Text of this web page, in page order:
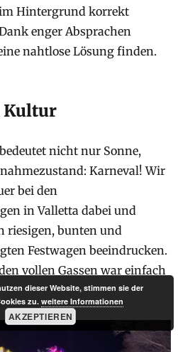
im Hintergrund korrekt
enger Absprachen
nahtlose Lösung finden.
Kultur
nicht nur Sonne,
Karneval! Wir
bei den
in Valletta dabei und
riesigen, bunten und
Festwagen beeindrucken.
vollen Gassen war einfach
dieser Website, stimmen sie der
zu.weitere Informationen
AKZEPTIEREN